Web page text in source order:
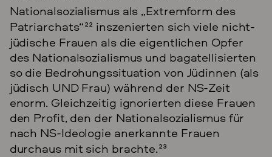
Nationalsozialismus als „Extremform des
Patriarchats“22 inszenierten sich viele nicht-
jüdische Frauen als die eigentlichen Opfer
des Nationalsozialismus und bagatellisierten
so die Bedrohungssituation von Jüdinnen (als
jüdisch UND Frau) während der NS-Zeit
enorm. Gleichzeitig ignorierten diese Frauen
den Profit, den der Nationalsozialismus für
nach NS-Ideologie anerkannte Frauen
durchaus mit sich brachte.23